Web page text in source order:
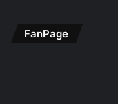
FanPage